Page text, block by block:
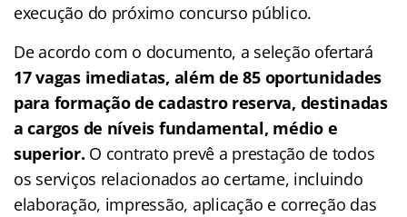
execução do próximo concurso público.
De acordo com o documento, a seleção ofertará
17 vagas imediatas, além de 85 oportunidades
para formação de cadastro reserva, destinadas
a cargos de níveis fundamental, médio e
superior. O contrato prevê a prestação de todos
os serviços relacionados ao certame, incluindo
elaboração, impressão, aplicação e correção das